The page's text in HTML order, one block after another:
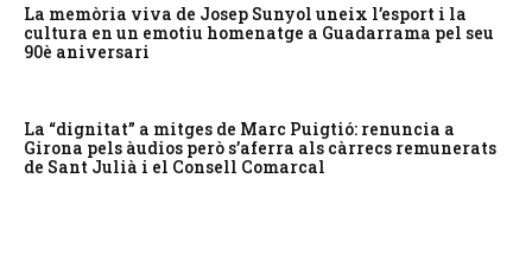
La memòria viva de Josep Sunyol uneix l’esport i la
cultura en un emotiu homenatge a Guadarrama pel seu
90è aniversari
La “dignitat” a mitges de Marc Puigtió: renuncia a
Girona pels àudios però s’aferra als càrrecs remunerats
de Sant Julià i el Consell Comarcal